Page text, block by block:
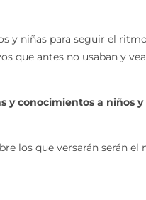
y niñas para seguir el
que antes no usaban y
conocimientos a niños y
los que versarán serán